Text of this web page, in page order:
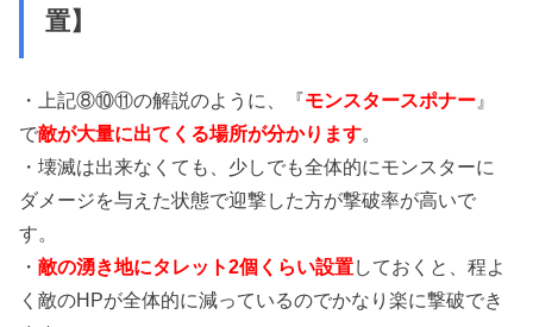
置】
・上記⑧⑩⑪の解説のように、『モンスタースポナー 』
で敵が大量に出てくる場所が分かります。
・壊滅は出来なくても、少しでも全体的にモンスターに
ダメージを与えた状態で迎撃した方が撃破率が高いで
す。
・敵の湧き地にタレット2個くらい設置しておくと、程よ
く敵のHPが全体的に減っているのでかなり楽に撃破でき